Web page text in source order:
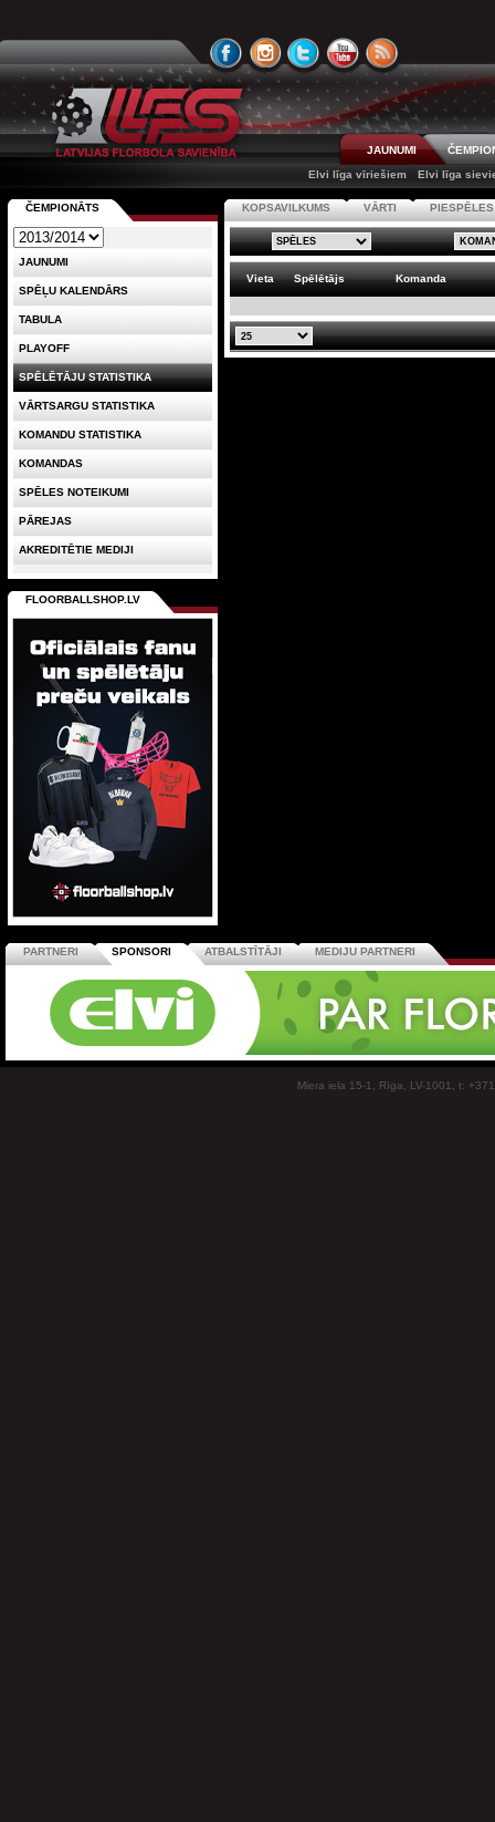
JAUNUMI
Elvi līga vīriešiem
Elvi līga
KOPSAVILKUMS VĀRTI PIESPĒLES
Vieta Spēlētājs Komanda
ČEMPIONĀTS
JAUNUMI
SPĒĻU KALENDĀRS
TABULA
PLAYOFF
SPĒLĒTĀJU STATISTIKA
VĀRTSARGU STATISTIKA
KOMANDU STATISTIKA
KOMANDAS
SPĒLES NOTEIKUMI
PĀREJAS
AKREDITĒTIE MEDIJI
FLOORBALLSHOP.LV
PARTNERI SPONSORI ATBALSTĪTĀJI MEDIJU PARTNERI
Miera iela 15-1, Rīga, LV-1001, t: